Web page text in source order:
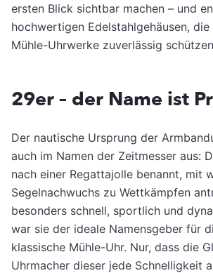
ersten Blick sichtbar machen – und
hochwertigen Edelstahlgehäusen,
Mühle-Uhrwerke zuverlässig
29er – der Name ist
Der nautische Ursprung der
auch im Namen der Zeitmesser aus:
nach einer Regattajolle benannt, mit
Segelnachwuchs zu Wettkämpfen
besonders schnell, sportlich und
war sie der ideale Namensgeber für
klassische Mühle-Uhr. Nur, dass die
Uhrmacher dieser jede Schnelligkeit